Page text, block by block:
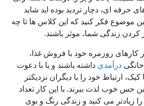
حرفه ای، دچار تردید بوده اید شاید
این موضوع فکر کنید که این کلاس ها تا چه
کردن زندگی شما، موثر باشند.
کارهای روزمره خود با فروش غذا،
درآمدی داشته باشند و یا با دعوت
ارتباط خود را با دیگران نزدیکتر
حس خوب لذت ببرند. با این کار تعداد
زیادتر می کنید و زندگی رنگ و بوی